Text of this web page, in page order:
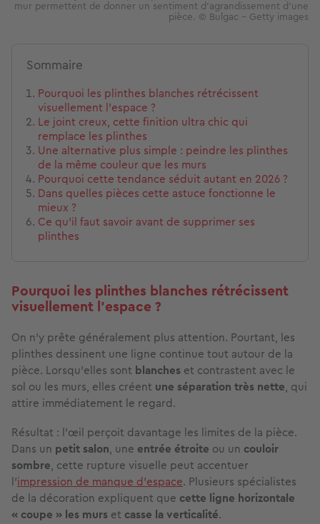
mur permettent de donner un sentiment d'agrandissement d'une
pièce. © Bulgac – Getty images
Sommaire
Pourquoi les plinthes blanches rétrécissent
visuellement l’espace ?
Le joint creux, cette finition ultra chic qui
remplace les plinthes
Une alternative plus simple : peindre les plinthes
de la même couleur que les murs
Pourquoi cette tendance séduit autant en 2026 ?
Dans quelles pièces cette astuce fonctionne le
mieux ?
Ce qu’il faut savoir avant de supprimer ses
plinthes
Pourquoi les plinthes blanches rétrécissent
visuellement l’espace ?
On n’y prête généralement plus attention. Pourtant, les
plinthes dessinent une ligne continue tout autour de la
pièce. Lorsqu’elles sont blanches et contrastent avec le
sol ou les murs, elles créent une séparation très nette, qui
attire immédiatement le regard.
Résultat : l’œil perçoit davantage les limites de la pièce.
Dans un petit salon, une entrée étroite ou un couloir
sombre, cette rupture visuelle peut accentuer
l’impression de manque d’espace. Plusieurs spécialistes
de la décoration expliquent que cette ligne horizontale
« coupe » les murs et casse la verticalité.